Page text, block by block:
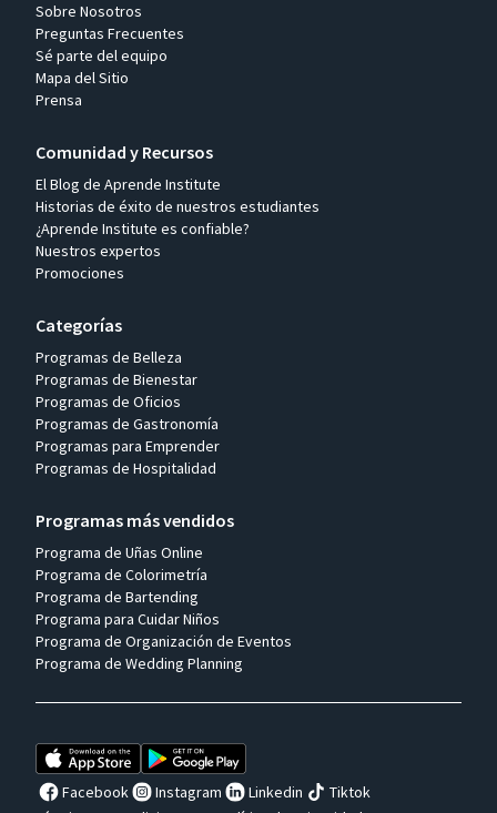
Sobre Nosotros
Preguntas Frecuentes
Sé parte del equipo
Mapa del Sitio
Prensa
Comunidad y Recursos
El Blog de Aprende Institute
Historias de éxito de nuestros estudiantes
¿Aprende Institute es confiable?
Nuestros expertos
Promociones
Categorías
Programas de Belleza
Programas de Bienestar
Programas de Oficios
Programas de Gastronomía
Programas para Emprender
Programas de Hospitalidad
Programas más vendidos
Programa de Uñas Online
Programa de Colorimetría
Programa de Bartending
Programa para Cuidar Niños
Programa de Organización de Eventos
Programa de Wedding Planning
Facebook Instagram Linkedin
Tiktok